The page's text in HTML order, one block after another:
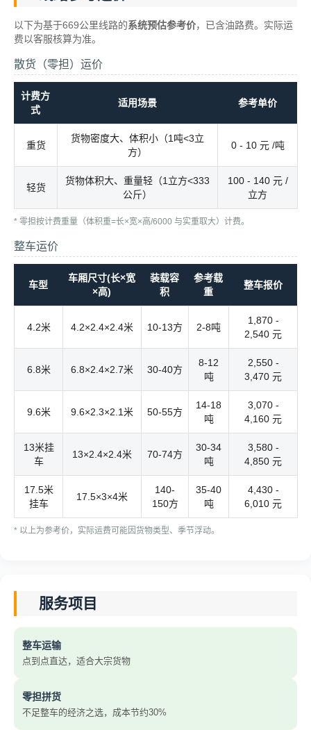
以下为基于669公里线路的系统预估参考价，已含油路费。实际运
费以客服核算为准。
散货（零担）运价
计费方
式
适用场景 参考单价
重货
货物密度大、体积小（1吨<3立
方）
0 - 10 元 /吨
轻货
货物体积大、重量轻（1立方<333
公斤）
100 - 140 元 /
立方
* 零担按计费重量（体积重=长×宽×高/6000 与实重取大）计费。
整车运价
车型
车厢尺寸(长×宽
×高)
装载容
积
参考载
重
整车报价
4.2米 4.2×2.4×2.4米 10-13方 2-8吨
1,870 -
2,540 元
6.8米 6.8×2.4×2.7米 30-40方
8-12
吨
2,550 -
3,470 元
9.6米 9.6×2.3×2.1米 50-55方
14-18
吨
3,070 -
4,160 元
13米挂
车
13×2.4×2.4米 70-74方
30-34
吨
3,580 -
4,850 元
17.5米
挂车
17.5×3×4米
140-
150方
35-40
吨
4,430 -
6,010 元
* 以上为参考价，实际运费可能因货物类型、季节浮动。
服务项目
整车运输
点到点直达，适合大宗货物
零担拼货
不足整车的经济之选，成本节约30%